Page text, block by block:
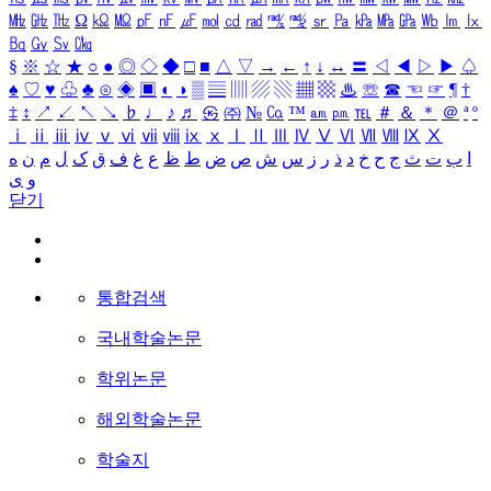
㎒ ㎓ ㎔ Ω ㏀ ㏁ ㎊ ㎋ ㎌ ㏖ ㏅ ㎭ ㎮ ㎯ ㏛ ㎩ ㎪ ㎫ ㎬ ㏝ ㏐
㏓
㏃ ㏉ ㏜ ㏆
§ ※ ☆ ★ ○ ● ◎ ◇ ◆ □ ■ △ ▽ → ← ↑ ↓ ↔ 〓 ◁ ◀ ▷ ▶ ♤
♠ ♡ ♥ ♧ ♣ ⊙ ◈ ▣ ◐ ◑ ▒ ▤ ▨ ▧ ▦ ▩ ♨ ☏ ☎ ☜ ☞ ¶ †
‡ ↕ ↗ ↙ ↖ ↘ ♭ ♩ ♪ ♬ ㉿ ㈜ № ㏇ ™ ㏂ ㏘ ℡ ＃ ＆ ＊ ＠ ª º
ⅰ
ⅱ ⅲ ⅳ ⅴ ⅵ ⅶ ⅷ ⅸ ⅹ Ⅳ Ⅴ Ⅵ Ⅶ Ⅷ Ⅸ Ⅹ
ب ت ث ج ح خ د ذ ر ز س ش ص ض ط ظ ع غ ف ق ک ل م ن ه
و ی
닫기
통합검색
국내학술논문
학위논문
해외학술논문
학술지